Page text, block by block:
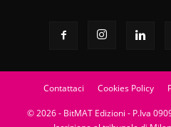
Contattaci Cookies Policy
© 2026 - BitMAT Edizioni - P.Iva